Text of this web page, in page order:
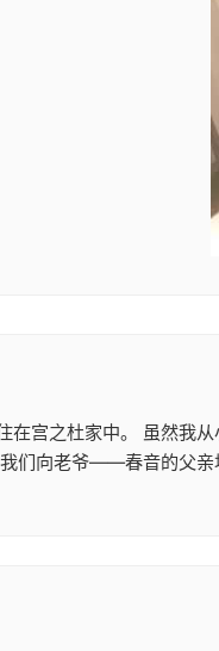
宫之杜家中。 虽然我
们向老爷——春音的父